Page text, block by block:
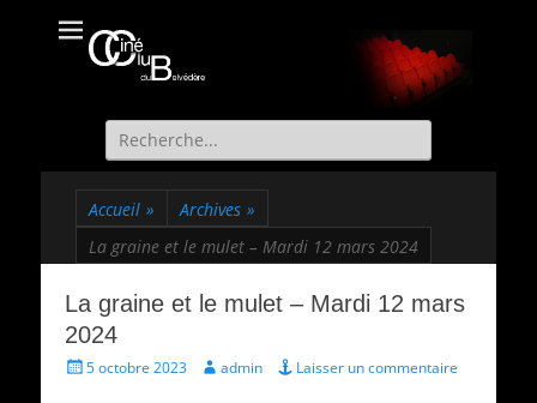
Ciné Club du
Belvédère
Site officiel du Ciné Club de St Martin d'Uriage
Recherche
de:
Accueil » Archives »
La graine et le mulet – Mardi 12 mars 2024
La graine et le mulet – Mardi 12 mars
2024
Écrit5 octobre 2023 Auteur
admin Laisser un commentaire